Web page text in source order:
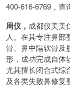
400-616-6769，查
周仪， 成都仪美美
人。在其专注鼻
骨、鼻中隔软骨及
形，成功完成自体
尤其擅长闭合式综
及各类失败鼻修复